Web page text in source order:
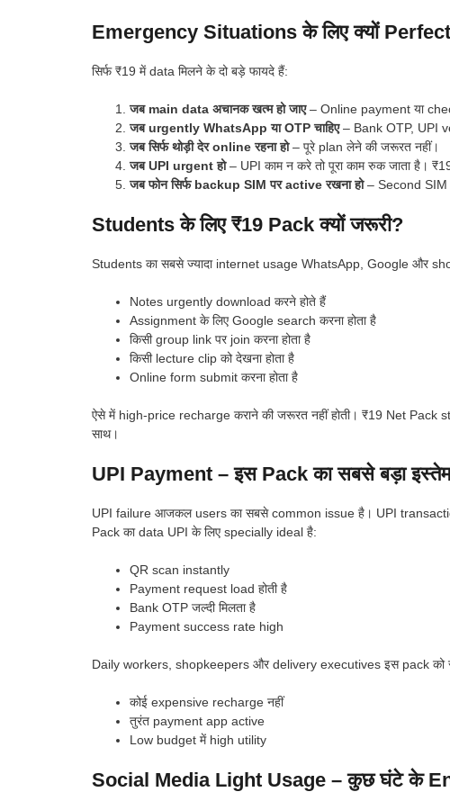
Emergency Situations के लिए क्यों
सिर्फ ₹19 में data मिलने के दो बड़े फायदे हैं:
जब main data अचानक खत्म हो जाए– Online payment या
जब urgently WhatsApp या OTP चाहिए– Bank OTP, UPI
जब सिर्फ थोड़ी देर online रहना हो– पूरे plan लेने की जरूरत नहीं।
जब UPI urgent हो– UPI काम न करे तो पूरा काम रुक जाता है।
जब फोन सिर्फ backup SIM पर active रखना हो– Second SIM
Students के लिए ₹19 Pack क्यों जरूरी?
Students का सबसे ज्यादा internet usage WhatsApp, Google और
Notes urgently download करने होते हैं
Assignment के लिए Google search करना होता है
किसी group link पर join करना होता है
किसी lecture clip को देखना होता है
Online form submit करना होता है
ऐसे में high-price recharge कराने की जरूरत नहीं होती। ₹19 Net Pack
साथ।
UPI Payment – इस Pack का सबसे बड़ा
UPI failure आजकल users का सबसे common issue है। UPI
Pack का data UPI के लिए specially ideal है:
QR scan instantly
Payment request load होती है
Bank OTP जल्दी मिलता है
Payment success rate high
Daily workers, shopkeepers और delivery executives इस pack को
कोई expensive recharge नहीं
तुरंत payment app active
Low budget में high utility
Social Media Light Usage – कुछ घंटे के